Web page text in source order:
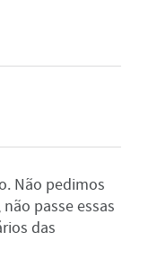
Não pedimos
passe essas
das